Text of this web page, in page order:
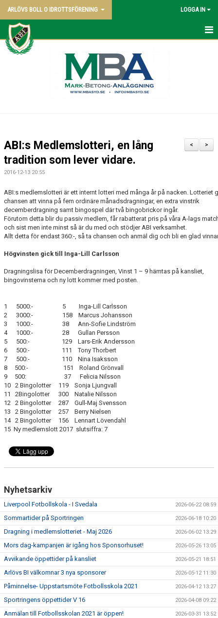
ARLÖVS BOLL O IDROTTSFÖRENING LOGGA IN
NYHETER
POLICY
STYRELSEN - 2026
SABIK
KALENDER
MATCHER
VÅRA KLUBBKLÄDER
HITTA HIT
>
<
ABI:s Medlemslotteri, en lång
tradition som lever vidare.
2016-12-13 20:55
ABI:s medlemslotteri är ett internt lotteri med många år på nacken. Lotteriet
chansen att vinna på fem ordinäre månadsdragningar, en extra vinstrik
decemberdragning samt bingospel där två bingobrickor ingår.
Förutom detta blir du passiv medlem, får rabatterat pris på våra A-lags
och sist men inte minst så är du med och stödjer ABI verksamhet.
Allt detta för endast 360:-, så ta chansen och anmäl dig och bli en glad
Högvinsten gick till Inga-Lill Carlsson
Dragningslisa för Decemberdragningen, Vinst 1 – 9 hämtas på kansliet,
bingovinsterna och ny lott kommer med posten.
1 5000:- 5 Inga-Lill Carlsson
2 3000:- 158 Marcus Johansson
3 1000:- 38 Ann-Sofie Lindström
4 1000:- 28 Gullan Persson
5 500:- 129 Lars-Erik Andersson
6 500:- 111 Tony Thorbert
7 500:- 110 Nina Isaksson
8 500:- 151 Roland Grönvall
9 500: 37 Felicia Nilsson
10 2 Bingolotter 119 Sonja Ljungvall
11 2Bingolotter 300 Natalie Nilsson
12 2 Bingolotter 287 Gull-Maj Svensson
13 2 Bingolotter 257 Berry Nielsen
14 2 Bingolotter 156 Lennart Lövendahl
15 Ny medlemslott 2017 slutsiffra: 7
Nyhetsarkiv
Liverpool Fotbollskola - I Svedala 2026-06-22 08:59
Sommartider på Sportringen 2026-06-18 10:20
Dragning i medlemslotteriet - Maj 2026 2026-06-02 13:29
Mors dag-kampanjen är igång hos Sponsorhuset! 2026-05-26 13:05
Avvikande öppettider på kansliet 2026-05-21 18:51
Arlövs BI välkomnar 3 nya sponsorer 2026-05-12 11:30
Påminnelse- Uppstartsmöte Fotbollsskola 2021 2026-04-12 13:27
Sportringens öppettider V 16 2026-04-08 09:22
Anmälan till Fotbollsskolan 2021 är öppen! 2026-03-31 13:52